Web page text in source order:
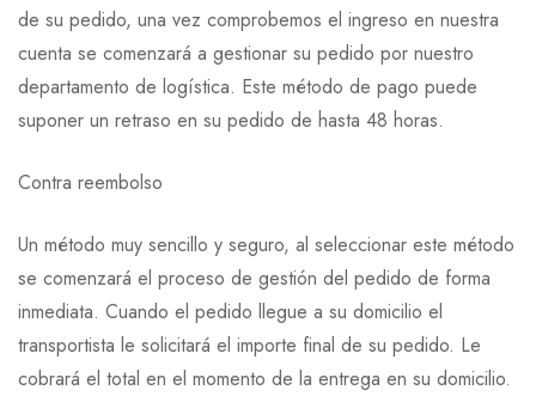
de su pedido, una vez comprobemos el ingreso en nuestra
cuenta se comenzará a gestionar su pedido por nuestro
departamento de logística. Este método de pago puede
suponer un retraso en su pedido de hasta 48 horas.
Contra reembolso
Un método muy sencillo y seguro, al seleccionar este método
se comenzará el proceso de gestión del pedido de forma
inmediata. Cuando el pedido llegue a su domicilio el
transportista le solicitará el importe final de su pedido. Le
cobrará el total en el momento de la entrega en su domicilio.